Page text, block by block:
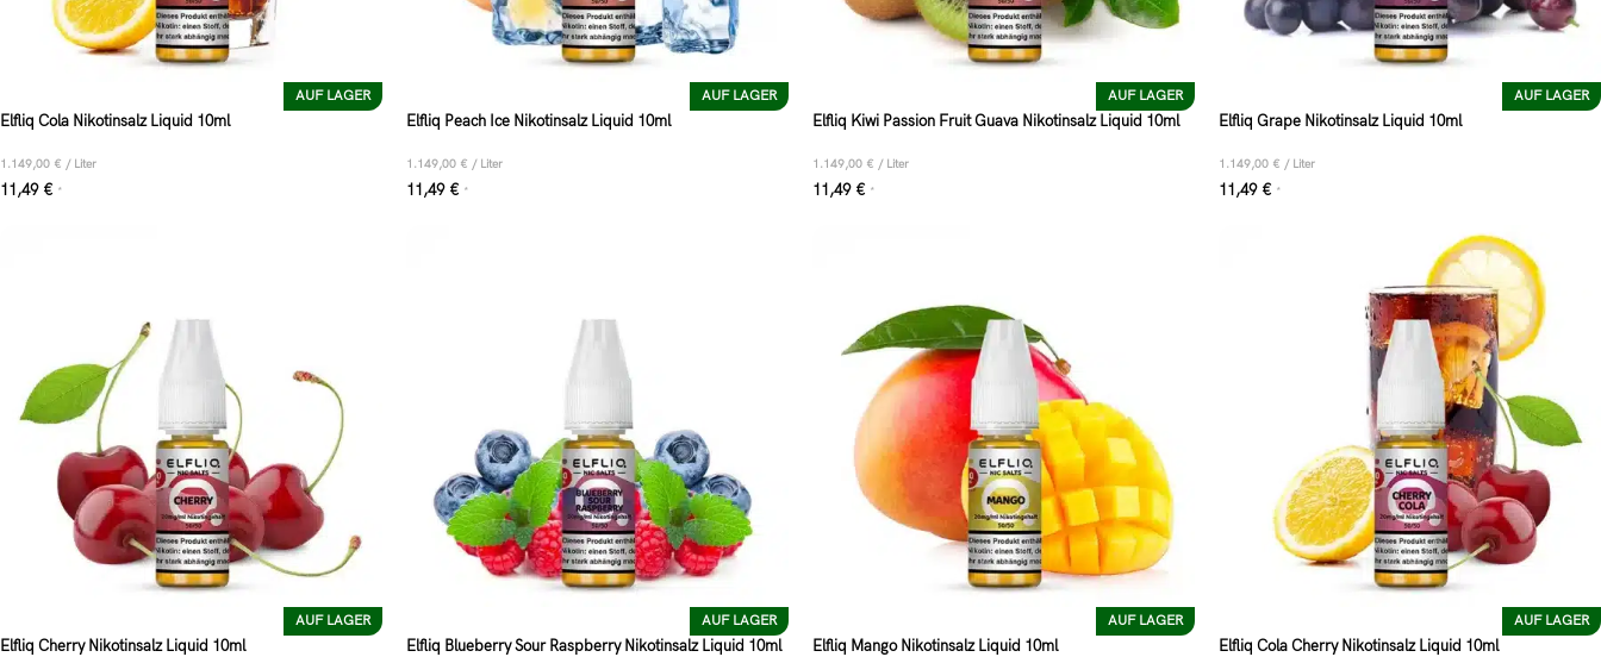
AUF LAGER
Elfliq Cola Nikotinsalz Liquid 10ml
1.149,00 € / Liter
11,49 € *
AUF LAGER
Elfliq Peach Ice Nikotinsalz Liquid 10ml
1.149,00 € / Liter
11,49 € *
AUF LAGER
Elfliq Kiwi Passion Fruit Guava Nikotinsalz Liquid 10ml
1.149,00 € / Liter
11,49 € *
AUF LAGER
Elfliq Grape Nikotinsalz Liquid 10ml
1.149,00 € / Liter
11,49 € *
AUF LAGER
Elfliq Cherry Nikotinsalz Liquid 10ml
AUF LAGER
Elfliq Blueberry Sour Raspberry Nikotinsalz Liquid 10ml
AUF LAGER
Elfliq Mango Nikotinsalz Liquid 10ml
AUF LAGER
Elfliq Cola Cherry Nikotinsalz Liquid 10ml